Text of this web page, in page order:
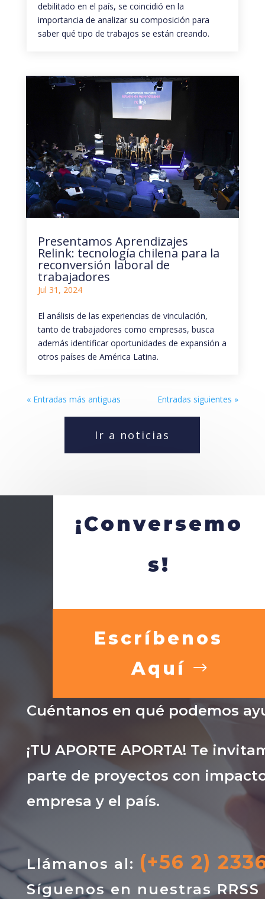
debilitado en el país, se coincidió en la
importancia de analizar su composición para
saber qué tipo de trabajos se están creando.
Presentamos Aprendizajes
Relink: tecnología chilena para la
reconversión laboral de
trabajadores
Jul 31, 2024
El análisis de las experiencias de vinculación,
tanto de trabajadores como empresas, busca
además identificar oportunidades de expansión a
otros países de América Latina.
« Entradas más antiguas Entradas siguientes »
Ir a noticias
¡Conversemo
s!
Escríbenos
Aquí
Cuéntanos en qué podemos
¡TU APORTE APORTA! Te
parte de proyectos con
empresa y el país.
Llámanos al: (+56 2)
Síguenos en nuestras RRSS